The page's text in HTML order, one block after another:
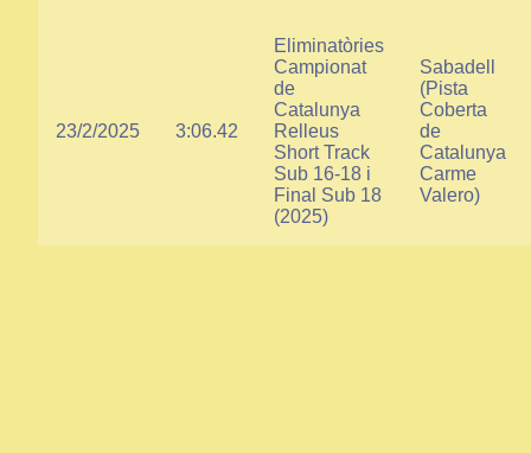
23/2/2025 3:06.42
Eliminatòries
Campionat
de
Catalunya
Relleus
Short Track
Sub 16-18 i
Final Sub 18
(2025)
Sabadell
(Pista
Coberta
de
Catalunya
Carme
Valero)